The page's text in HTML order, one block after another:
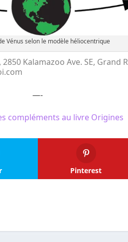
Vénus selon le modèle héliocentrique
Kalamazoo Ave. SE, Grand
—-
compléments au livre Origines
Pinterest